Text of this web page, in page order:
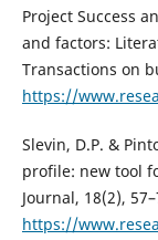
Project Success
and factors:
Transactions on
https://
Slevin, D.P. &
profile: new tool
Journal, 18(2),
https://